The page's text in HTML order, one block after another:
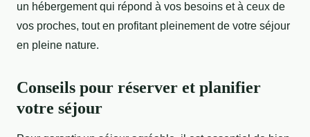
un hébergement qui répond à vos besoins et à ceux de
vos proches, tout en profitant pleinement de votre séjour
en pleine nature.
Conseils pour réserver et planifier
votre séjour